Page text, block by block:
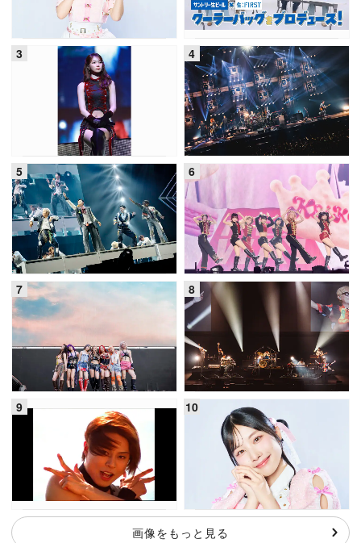
画像をもっと見る